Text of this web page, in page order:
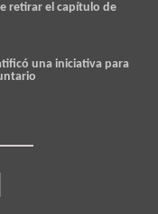
retirar el capítulo de
una iniciativa para